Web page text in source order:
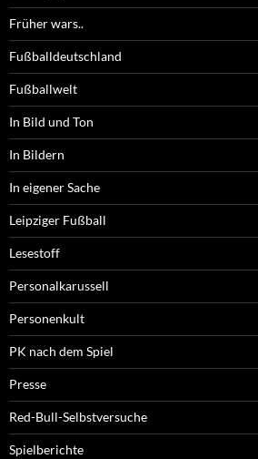
Früher wars..
Fußballdeutschland
Fußballwelt
In Bild und Ton
In Bildern
In eigener Sache
Leipziger Fußball
Lesestoff
Personalkarussell
Personenkult
PK nach dem Spiel
Presse
Red-Bull-Selbstversuche
Spielberichte